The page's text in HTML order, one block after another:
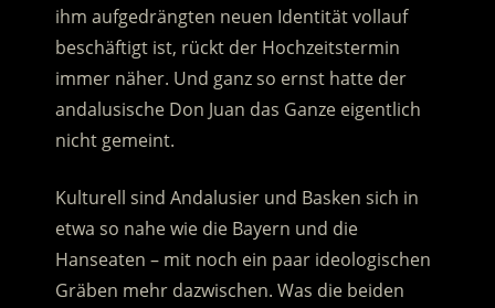
ihm aufgedrängten neuen Identität vollauf
beschäftigt ist, rückt der Hochzeitstermin
immer näher. Und ganz so ernst hatte der
andalusische Don Juan das Ganze eigentlich
nicht gemeint.
Kulturell sind Andalusier und Basken sich in
etwa so nahe wie die Bayern und die
Hanseaten – mit noch ein paar ideologischen
Gräben mehr dazwischen. Was die beiden